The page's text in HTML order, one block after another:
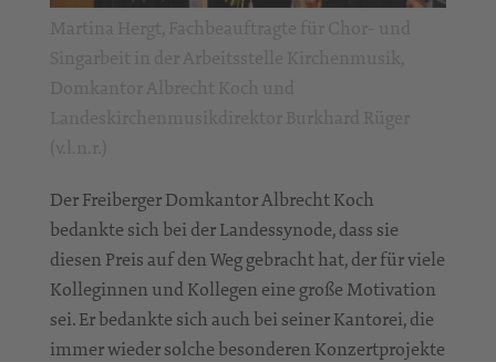
Der Freiberger Domkantor Albrecht Koch
bedankte sich bei der Landessynode, dass sie
diesen Preis auf den Weg gebracht hat, der für viele
Kolleginnen und Kollegen eine große Motivation
sei. Er bedankte sich auch bei seiner Kantorei, die
immer wieder solche besonderen Konzertprojekte